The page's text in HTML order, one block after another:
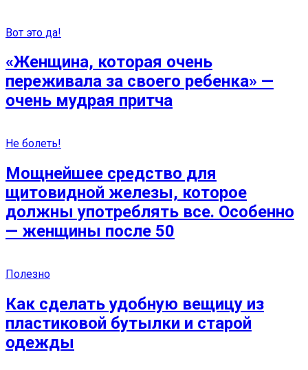
Вот это да!
«Женщина, которая очень
переживала за своего ребенка» —
очень мудрая притча
Не болеть!
Мощнейшее средство для
щитовидной железы, которое
должны употреблять все. Особенно
— женщины после 50
Полезно
Как сделать удобную вещицу из
пластиковой бутылки и старой
одежды